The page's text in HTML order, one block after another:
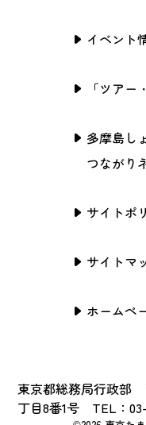
イベント
「ツア
多摩島し
つながり
サイトポ
サイトマ
ホームペ
東京都総務局行政部
丁目8番1号 TEL：